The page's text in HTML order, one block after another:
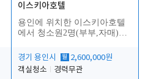
이스키아호텔
용인에 위치한 이스키아호텔
에서 청소원2명(부부,자매)을
경기 용인시
월 2,600,000원
객실청소
경력무관